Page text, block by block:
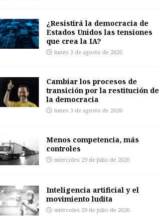
¿Resistirá la democracia de
Estados Unidos las tensiones
que crea la IA?
lunes 3 de agosto de 2026
Cambiar los procesos de
transición por la restitución de
la democracia
lunes 3 de agosto de 2026
Menos competencia, más
controles
miércoles 29 de julio de 2026
Inteligencia artificial y el
movimiento ludita
miércoles 29 de julio de 2026